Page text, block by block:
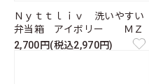
Ｎｙｔｔｌｉｖ 洗いやすい
弁当箱 アイボリー ＭＺ
2,700円(税込2,970円)